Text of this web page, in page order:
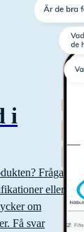
i
Fråga
eller
om
Få svar